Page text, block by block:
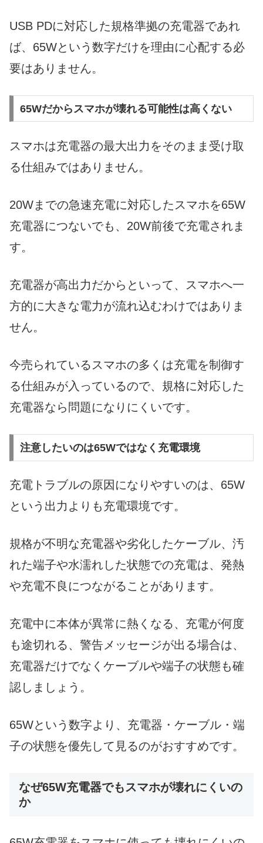
USB PDに対応した規格準拠の充電器であれ
ば、65Wという数字だけを理由に心配する必
要はありません。
65Wだからスマホが壊れる可能性は高くない
スマホは充電器の最大出力をそのまま受け取
る仕組みではありません。
20Wまでの急速充電に対応したスマホを65W
充電器につないでも、20W前後で充電されま
す。
充電器が高出力だからといって、スマホへ一
方的に大きな電力が流れ込むわけではありま
せん。
今売られているスマホの多くは充電を制御す
る仕組みが入っているので、規格に対応した
充電器なら問題になりにくいです。
注意したいのは65Wではなく充電環境
充電トラブルの原因になりやすいのは、65W
という出力よりも充電環境です。
規格が不明な充電器や劣化したケーブル、汚
れた端子や水濡れした状態での充電は、発熱
や充電不良につながることがあります。
充電中に本体が異常に熱くなる、充電が何度
も途切れる、警告メッセージが出る場合は、
充電器だけでなくケーブルや端子の状態も確
認しましょう。
65Wという数字より、充電器・ケーブル・端
子の状態を優先して見るのがおすすめです。
なぜ65W充電器でもスマホが壊れにくいの
か